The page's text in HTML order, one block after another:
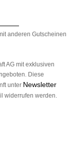
anderen Gutscheinen
AG mit exklusiven
Diese
unter Newsletter
widerrufen werden.